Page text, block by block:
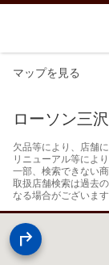
マップを見る
ローソン三
欠品等により、店舗
リニューアル等によ
一部、検索できない
取扱店舗検索は過去
なる場合がございます